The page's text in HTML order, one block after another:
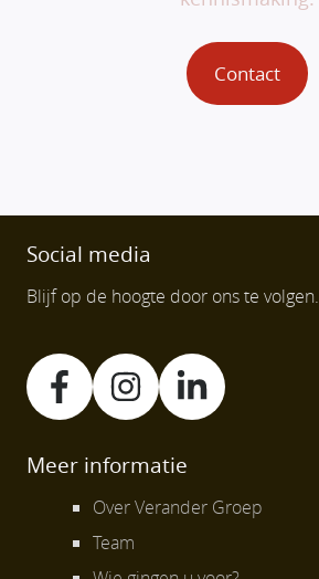
Contact
Social media
Blijf op de hoogte door ons te volgen.
Meer informatie
Over Verander Groep
Team